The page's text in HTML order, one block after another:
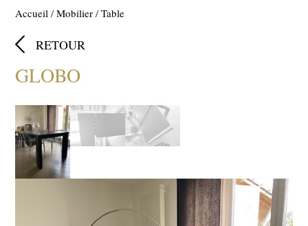
Accueil /Mobilier /Table
 RETOUR
GLOBO